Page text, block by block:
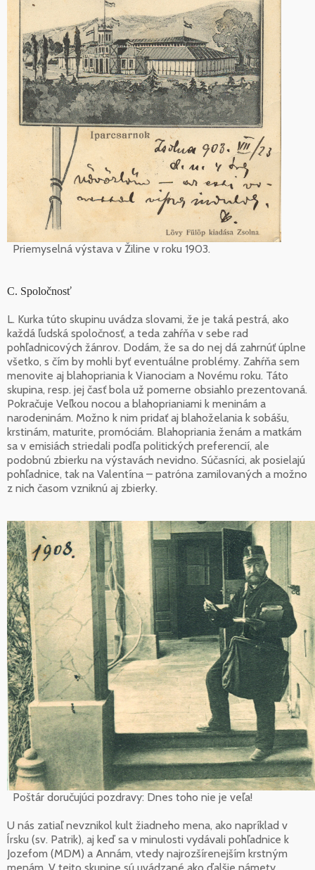
Priemyselná výstava v Žiline v roku 1903.
C. Spoločnosť
L. Kurka túto skupinu uvádza slovami, že je taká pestrá, ako
každá ľudská spoločnosť, a teda zahŕňa v sebe rad
pohľadnicových žánrov. Dodám, že sa do nej dá zahrnúť úplne
všetko, s čím by mohli byť eventuálne problémy. Zahŕňa sem
menovite aj blahopriania k Vianociam a Novému roku. Táto
skupina, resp. jej časť bola už pomerne obsiahlo prezentovaná.
Pokračuje Veľkou nocou a blahoprianiami k meninám a
narodeninám. Možno k nim pridať aj blahoželania k sobášu,
krstinám, maturite, promóciám. Blahopriania ženám a matkám
sa v emisiách striedali podľa politických preferencií, ale
podobnú zbierku na výstavách nevidno. Súčasníci, ak posielajú
pohľadnice, tak na Valentína – patróna zamilovaných a možno
z nich časom vzniknú aj zbierky.
Poštár doručujúci pozdravy: Dnes toho nie je veľa!
U nás zatiaľ nevznikol kult žiadneho mena, ako napríklad v
Írsku (sv. Patrik), aj keď sa v minulosti vydávali pohľadnice k
Jozefom (MDM) a Annám, vtedy najrozšírenejším krstným